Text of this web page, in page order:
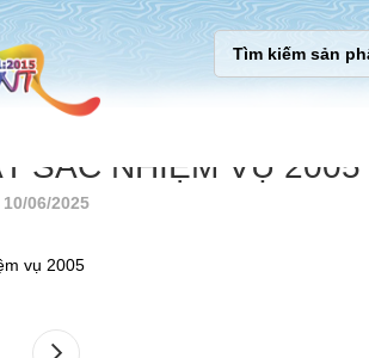
SẮC NHIỆM VỤ 2005
06/2025
vụ 2005